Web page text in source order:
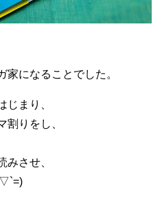
になることでした。
じまり、
割りをし、
みさせ、